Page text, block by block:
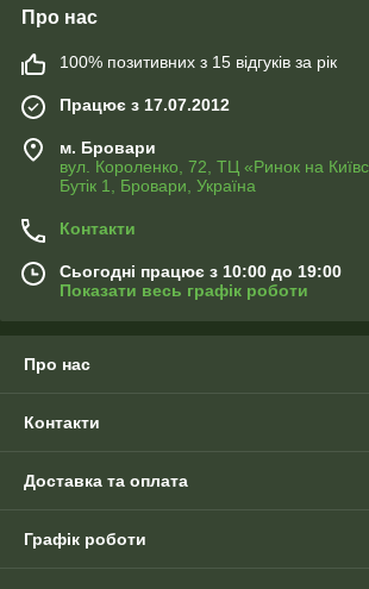
Про нас
100% позитивних з 15 відгуків за рік
Працює з 17.07.2012
м. Бровари
вул. Короленко, 72, ТЦ «Ринок на
Бутік 1, Бровари, Україна
Контакти
Сьогодні працює з 10:00 до 19:00
Показати весь графік роботи
Про нас
Контакти
Доставка та оплата
Графік роботи